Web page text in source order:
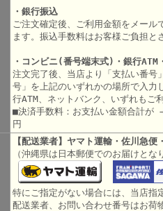
・銀行振込
ご注文確定後、ご利用金額をメール
ます。振込手数料はお客様ご負担と
・コンビニ(番号端末式)・銀行ATM
注文完了後、当店より「支払い番号
号」を上記のいずれかの場所で入力
行ATM、ネットバンク、いずれもご
■決済手数料：お支払い金額合
円
【配送業者】ヤマト運輸・佐川急便
（沖縄県は日本郵便でのお届けとな
特にご指定がない場合には、当店指
配送業者、お問い合わせ番号はお荷